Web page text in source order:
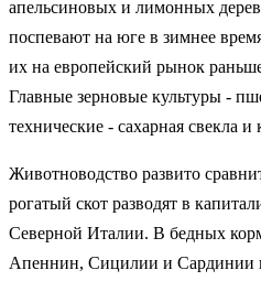
апельсиновых и лимонных
поспевают на юге в зимнее
их на европейский рынок
Главные зерновые культуры -
технические - сахарная свекла и
Животноводство развито
рогатый скот разводят в
Северной Италии. В бедных
Апеннин, Сицилии и Сардинии